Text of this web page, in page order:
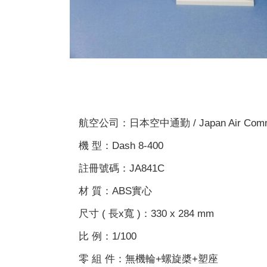
航空公司：日本空中通勤 / Japan Air
機 型：Dash 8-400
註冊號碼：JA841C
材 質：ABS實心
尺寸 ( 長x寬 )：330 x 284 mm
比 例：1/100
零 組 件：無機輪+螺旋槳+塑座